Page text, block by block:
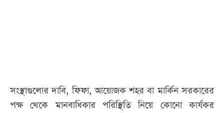
সংস্থাগুলোর দাবি, ফিফা, আয়োজক শহর বা মার্কিন সরকারের
পক্ষ থেকে মানবাধিকার পরিস্থিতি নিয়ে কোনো কার্যকর